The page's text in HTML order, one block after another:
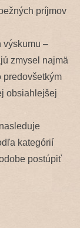
príjmov
výskumu –
zmysel najmä
predovšetkým
obsiahlejšej
kategórií
postúpiť